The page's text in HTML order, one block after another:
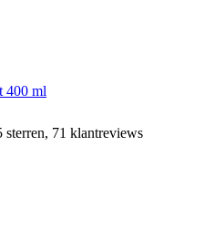
400 ml
sterren, 71 klantreviews